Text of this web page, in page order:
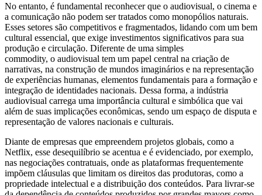
No entanto, é fundamental reconhecer que o audiovisual, o cinema e
a comunicação não podem ser tratados como monopólios naturais.
Esses setores são competitivos e fragmentados, lidando com um bem
cultural essencial, que exige investimentos significativos para sua
produção e circulação. Diferente de uma simples
commodity, o audiovisual tem um papel central na criação de
narrativas, na construção de mundos imaginários e na representação
de experiências humanas, elementos fundamentais para a formação e
integração de identidades nacionais. Dessa forma, a indústria
audiovisual carrega uma importância cultural e simbólica que vai
além de suas implicações econômicas, sendo um espaço de disputa e
representação de valores nacionais e culturais.
Diante de empresas que empreendem projetos globais, como a
Netflix, esse desequilíbrio se acentua e é evidenciado, por exemplo,
nas negociações contratuais, onde as plataformas frequentemente
impõem cláusulas que limitam os direitos das produtoras, como a
propriedade intelectual e a distribuição dos conteúdos. Para livrar-se